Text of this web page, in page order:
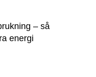
– så
energi